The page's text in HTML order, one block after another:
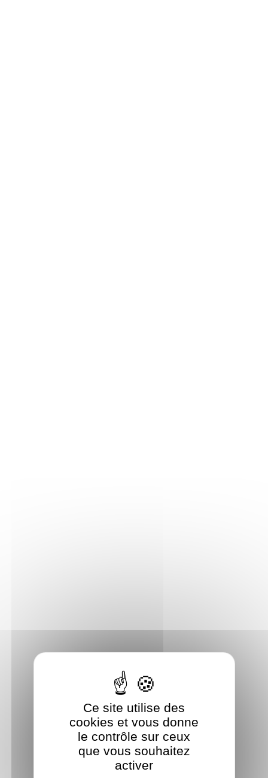
Ce site utilise des
cookies et vous donne
le contrôle sur ceux
que vous souhaitez
activer